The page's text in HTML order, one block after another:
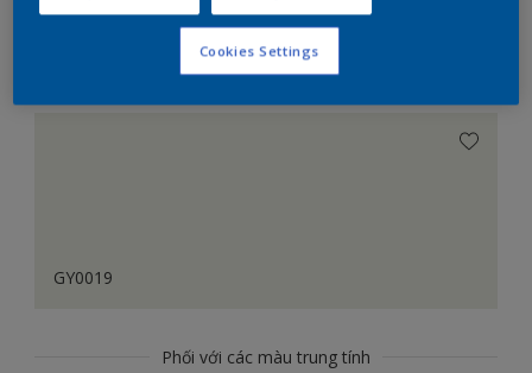
The Perfect White
GY0019
Phối với các màu trung tính
Cookies Settings